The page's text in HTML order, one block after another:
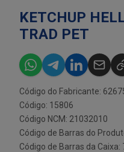
KETCHUP
TRAD PET
Código do Fabricante:
Código: 15806
Código NCM: 21032010
Código de Barras do
Código de Barras da